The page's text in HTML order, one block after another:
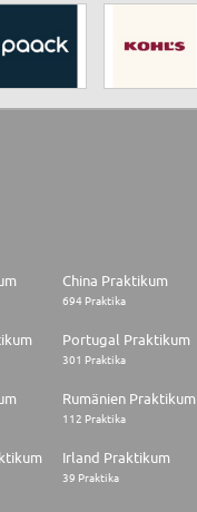
China Praktikum
694 Praktika
Portugal Praktikum
301 Praktika
Rumänien Praktikum
112 Praktika
Irland Praktikum
39 Praktika